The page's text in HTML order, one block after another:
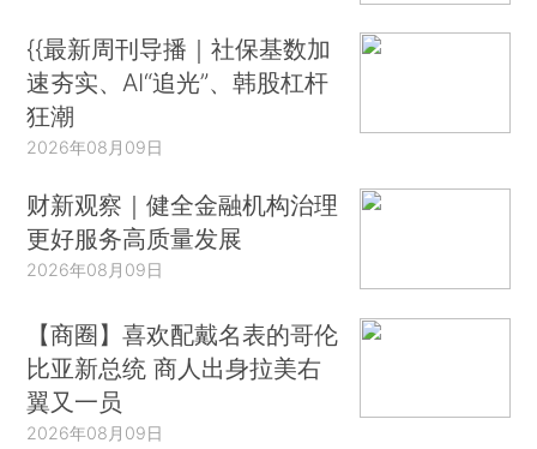
{{最新周刊导播｜社保基数加
速夯实、AI“追光”、韩股杠杆
狂潮
2026年08月09日
财新观察｜健全金融机构治理
更好服务高质量发展
2026年08月09日
【商圈】喜欢配戴名表的哥伦
比亚新总统 商人出身拉美右
翼又一员
2026年08月09日